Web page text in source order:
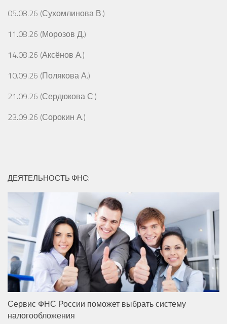
05.08.26 (Сухомлинова В.)
11.08.26 (Морозов Д.)
14.08.26 (Аксёнов А.)
10.09.26 (Полякова А.)
21.09.26 (Сердюкова С.)
23.09.26 (Сорокин А.)
ДЕЯТЕЛЬНОСТЬ ФНС:
Сервис ФНС России поможет выбрать систему
налогообложения